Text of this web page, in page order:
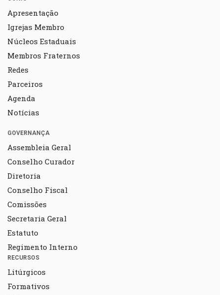
Apresentação
Igrejas Membro
Núcleos Estaduais
Membros Fraternos
Redes
Parceiros
Agenda
Notícias
GOVERNANÇA
Assembleia Geral
Conselho Curador
Diretoria
Conselho Fiscal
Comissões
Secretaria Geral
Estatuto
Regimento Interno
RECURSOS
Litúrgicos
Formativos